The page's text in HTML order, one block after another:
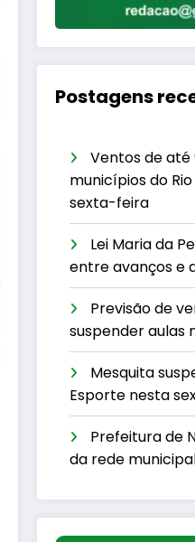
Postagens
Ventos de até
municípios do
sexta-feira
Lei Maria da
entre avanços e
Previsão de
suspender aulas
Mesquita
Esporte nesta
Prefeitura de
da rede